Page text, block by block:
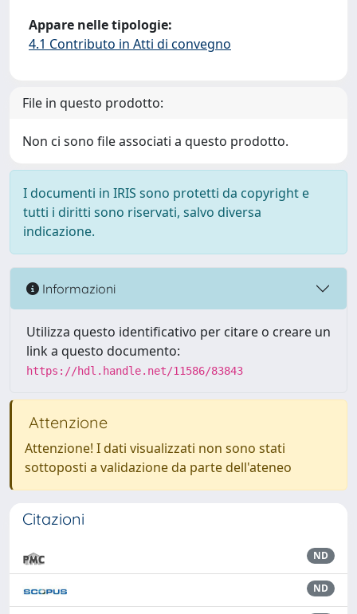
Appare nelle tipologie:
4.1 Contributo in Atti di convegno
File in questo prodotto:
Non ci sono file associati a questo prodotto.
I documenti in IRIS sono protetti da copyright e
tutti i diritti sono riservati, salvo diversa
indicazione.
Informazioni
Utilizza questo identificativo per citare o creare un
link a questo documento:
https://hdl.handle.net/11586/83843
Attenzione
Attenzione! I dati visualizzati non sono stati
sottoposti a validazione da parte dell'ateneo
Citazioni
ND
ND